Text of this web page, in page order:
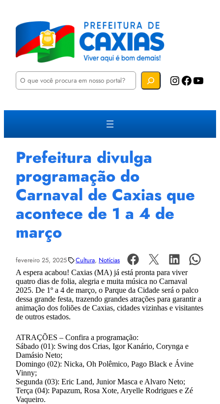
P
u
a
Instagram Facebook YouTube
Prefeitura divulga
programação do
Carnaval de Caxias que
acontece de 1 a 4 de
março
fevereiro 25, 2025 Cultura, Notícias
A espera acabou! Caxias (MA) já está pronta para viver
quatro dias de folia, alegria e muita música no Carnaval
2025. De 1º a 4 de março, o Parque da Cidade será o palco
dessa grande festa, trazendo grandes atrações para garantir a
animação dos foliões de Caxias, cidades vizinhas e visitantes
de outros estados.
ATRAÇÕES – Confira a programação:
Sábado (01): Swing dos Crias, Igor Kanário, Corynga e
Damásio Neto;
Domingo (02): Nicka, Oh Polêmico, Pago Black e Ávine
Vinny;
Segunda (03): Eric Land, Junior Masca e Alvaro Neto;
Terça (04): Papazum, Rosa Xote, Aryelle Rodrigues e Zé
Vaqueiro.